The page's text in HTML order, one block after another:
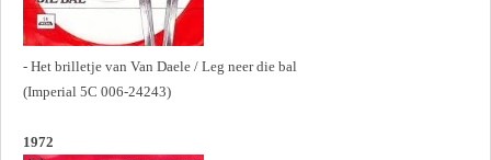
- Het brilletje van Van Daele / Leg neer die bal
(Imperial 5C 006-24243)
1972